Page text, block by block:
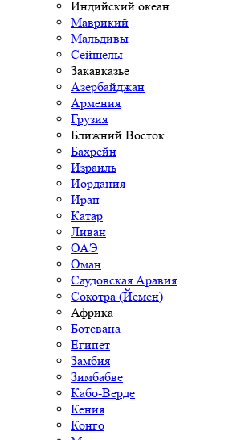
Индийский океан
Маврикий
Мальдивы
Сейшелы
Закавказье
Азербайджан
Армения
Грузия
Ближний Восток
Бахрейн
Израиль
Иордания
Иран
Катар
Ливан
ОАЭ
Оман
Саудовская Аравия
Сокотра (Йемен)
Африка
Ботсвана
Египет
Замбия
Зимбабве
Кабо-Верде
Кения
Конго